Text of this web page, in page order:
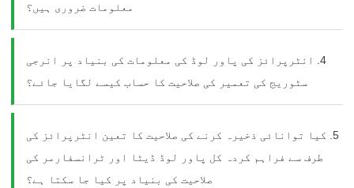
معلومات ضروری ہیں؟
4. انٹرپرائز کی پاور لوڈ کی معلومات کی بنیاد پر انرجی
سٹوریج کی تعمیر کی صلاحیت کا حساب کیسے لگایا جائے؟
5. کیا توانائی ذخیرہ کرنے کی صلاحیت کا تعین انٹرپرائز کی
طرف سے فراہم کردہ کل پاور لوڈ ڈیٹا اور ٹرانسفارمر کی
صلاحیت کی بنیاد پر کیا جا سکتا ہے؟